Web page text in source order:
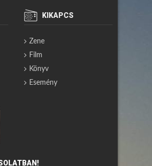
KIKAPCS
Zene
Film
Könyv
Esemény